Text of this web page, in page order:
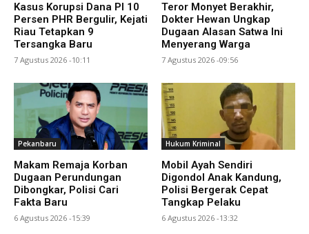
Kasus Korupsi Dana PI 10
Persen PHR Bergulir, Kejati
Riau Tetapkan 9
Tersangka Baru
7 Agustus 2026 -10:11
Teror Monyet Berakhir,
Dokter Hewan Ungkap
Dugaan Alasan Satwa Ini
Menyerang Warga
7 Agustus 2026 -09:56
Pekanbaru
Makam Remaja Korban
Dugaan Perundungan
Dibongkar, Polisi Cari
Fakta Baru
6 Agustus 2026 -15:39
Hukum Kriminal
Mobil Ayah Sendiri
Digondol Anak Kandung,
Polisi Bergerak Cepat
Tangkap Pelaku
6 Agustus 2026 -13:32